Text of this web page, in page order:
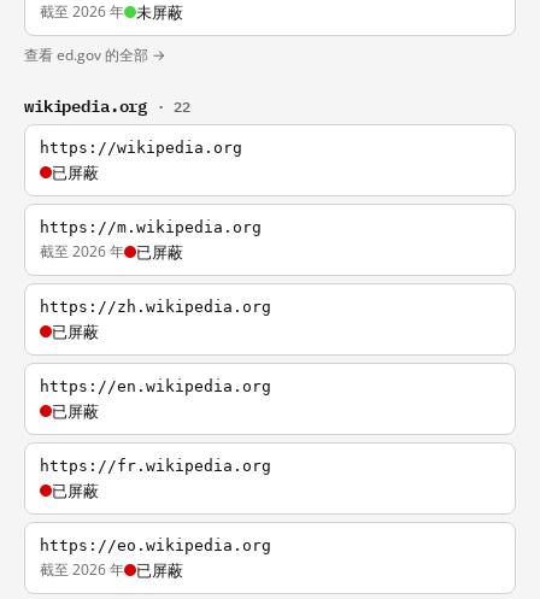
截至 2026 年 未屏蔽
查看 ed.gov 的全部 →
wikipedia.org · 22
https://wikipedia.org
已屏蔽
https://m.wikipedia.org
截至 2026 年 已屏蔽
https://zh.wikipedia.org
已屏蔽
https://en.wikipedia.org
已屏蔽
https://fr.wikipedia.org
已屏蔽
https://eo.wikipedia.org
截至 2026 年 已屏蔽